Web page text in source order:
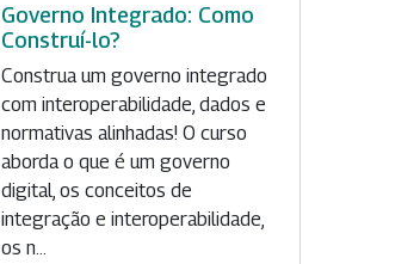
Governo Integrado: Como
Construí-lo?
Construa um governo integrado
com interoperabilidade, dados e
normativas alinhadas! O curso
aborda o que é um governo
digital, os conceitos de
integração e interoperabilidade,
os n...